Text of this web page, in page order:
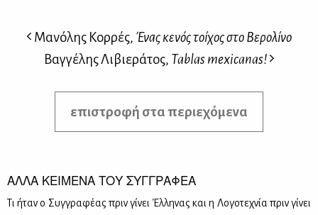
Μανόλης Κορρές, Ένας κενός τοίχος στο Βερολίνο
Βαγγέλης Λιβιεράτος, Tablas mexicanas!
επιστροφή στα περιεχόμενα
ΑΛΛΑ ΚΕΙΜΕΝΑ ΤΟΥ ΣΥΓΓΡΑΦΕΑ
Τι ήταν ο Συγ­γρα­φέ­ας πριν γί­νει Έλ­λη­νας και η Λο­γο­τε­χνία πριν γί­νει